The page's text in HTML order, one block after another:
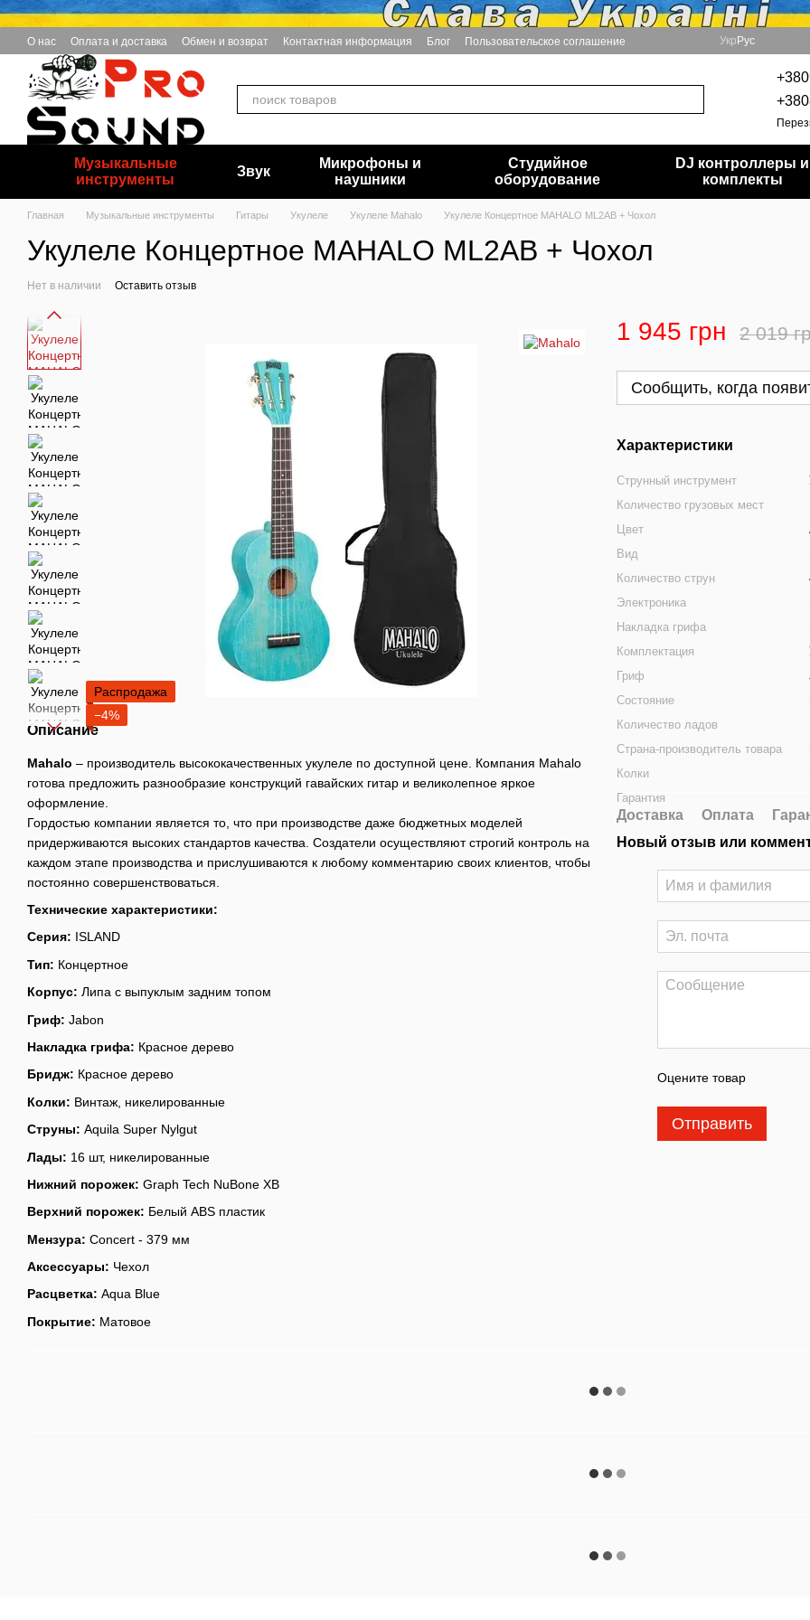
Перейти к основному контенту
О нас Оплата и доставка Обмен и возврат Контактная информация Блог Пользовательское соглашение Укр Рус
Музыкальные
инструменты
Звук
Микрофоны и
наушники
Студийное
оборудование
DJ контроллеры и
комплекты
Главная Музыкальные инструменты Гитары Укулеле Укулеле Mahalo Укулеле Концертное MAHALO ML2AB + Чохол
Укулеле Концертное MAHALO ML2AB + Чохол
Нет в наличии Оставить отзыв
Распродажа
−4%
Описание
Mahalo – производитель высококачественных укулеле по доступной цене. Компания Mahalo
готова предложить разнообразие конструкций гавайских гитар и великолепное яркое
оформление.
Гордостью компании является то, что при производстве даже бюджетных моделей
придерживаются высоких стандартов качества. Создатели осуществляют строгий контроль на
каждом этапе производства и прислушиваются к любому комментарию своих клиентов, чтобы
постоянно совершенствоваться.
Технические характеристики:
Серия: ISLAND
Тип: Концертное
Корпус: Липа с выпуклым задним топом
Гриф: Jabon
Накладка грифа: Красное дерево
Бридж: Красное дерево
Колки: Винтаж, никелированные
Струны: Aquila Super Nylgut
Лады: 16 шт, никелированные
Нижний порожек: Graph Tech NuBone XB
Верхний порожек: Белый ABS пластик
Мензура: Concert - 379 мм
Аксессуары: Чехол
Расцветка: Aqua Blue
Покрытие: Матовое
1 945 грн 2 019
Сообщить, когда
Характеристики
Струнный инструмент
Количество грузовых мест
Цвет
Вид
Количество струн
Электроника
Накладка грифа
Комплектация
Гриф
Состояние
Количество ладов
Страна-производитель товара
Колки
Гарантия
Доставка Оплата
Новый отзыв или
Оцените товар
Отправить